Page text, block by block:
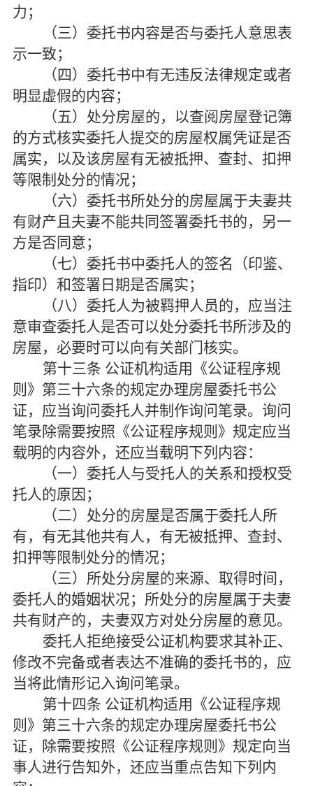
力；
（三）委托书内容是否与委托人意思表
示一致；
（四）委托书中有无违反法律规定或者
明显虚假的内容；
（五）处分房屋的，以查阅房屋登记簿
的方式核实委托人提交的房屋权属凭证是否
属实，以及该房屋有无被抵押、查封、扣押
等限制处分的情况；
（六）委托书所处分的房屋属于夫妻共
有财产且夫妻不能共同签署委托书的，另一
方是否同意；
（七）委托书中委托人的签名（印鉴、
指印）和签署日期是否属实；
（八）委托人为被羁押人员的，应当注
意审查委托人是否可以处分委托书所涉及的
房屋，必要时可以向有关部门核实。
第十三条 公证机构适用《公证程序规
则》第三十六条的规定办理房屋委托书公
证，应当询问委托人并制作询问笔录。询问
笔录除需要按照《公证程序规则》规定应当
载明的内容外，还应当载明下列内容：
（一）委托人与受托人的关系和授权受
托人的原因；
（二）处分的房屋是否属于委托人所
有，有无其他共有人，有无被抵押、查封、
扣押等限制处分的情况；
（三）所处分房屋的来源、取得时间，
委托人的婚姻状况；所处分的房屋属于夫妻
共有财产的，夫妻双方对处分房屋的意见。
委托人拒绝接受公证机构要求其补正、
修改不完备或者表达不准确的委托书的，应
当将此情形记入询问笔录。
第十四条 公证机构适用《公证程序规
则》第三十六条的规定办理房屋委托书公
证，除需要按照《公证程序规则》规定向当
事人进行告知外，还应当重点告知下列内